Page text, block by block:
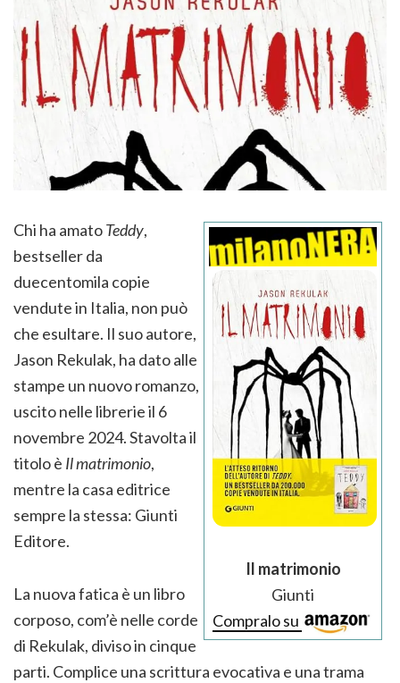
Il matrimonio
Giunti
Compralo su
Chi ha amatoTeddy,
bestseller da
duecentomila copie
vendute in Italia, non può
che esultare. Il suo autore,
Jason Rekulak, ha dato alle
stampe un nuovo romanzo,
uscito nelle librerie il 6
novembre 2024. Stavolta il
titolo è Il matrimonio,
mentre la casa editrice
sempre la stessa: Giunti
Editore.
La nuova fatica è un libro
corposo, com’è nelle corde
di Rekulak, diviso in cinque
parti. Complice una scrittura evocativa e una trama